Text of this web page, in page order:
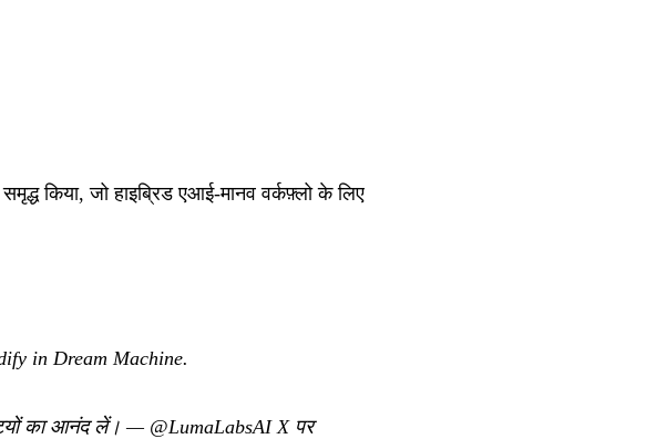
किया, जो हाइब्रिड एआई-मानव वर्कफ़्लो के लिए
in Dream Machine.
का आनंद लें। — @LumaLabsAI X पर